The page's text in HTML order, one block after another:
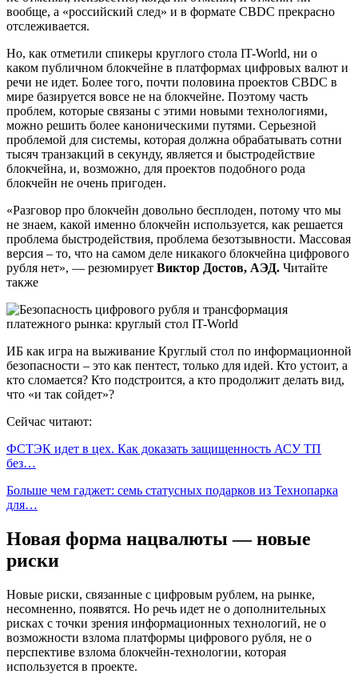
вообще, а «российский след» и в формате CBDC прекрасно
отслеживается.
Но, как отметили спикеры круглого стола IT-World, ни о
каком публичном блокчейне в платформах цифровых валют и
речи не идет. Более того, почти половина проектов CBDC в
мире базируется вовсе не на блокчейне. Поэтому часть
проблем, которые связаны с этими новыми технологиями,
можно решить более каноническими путями. Серьезной
проблемой для системы, которая должна обрабатывать сотни
тысяч транзакций в секунду, является и быстродействие
блокчейна, и, возможно, для проектов подобного рода
блокчейн не очень пригоден.
«Разговор про блокчейн довольно бесплоден, потому что мы
не знаем, какой именно блокчейн используется, как решается
проблема быстродействия, проблема безотзывности. Массовая
версия – то, что на самом деле никакого блокчейна цифрового
рубля нет», — резюмирует Виктор Достов, АЭД. Читайте
также
ИБ как игра на выживание Круглый стол по информационной
безопасности – это как пентест, только для идей. Кто устоит, а
кто сломается? Кто подстроится, а кто продолжит делать вид,
что «и так сойдет»?
Сейчас читают:
ФСТЭК идет в цех. Как доказать защищенность АСУ ТП
без…
Больше чем гаджет: семь статусных подарков из Технопарка
для…
Новая форма нацвалюты — новые
риски
Новые риски, связанные с цифровым рублем, на рынке,
несомненно, появятся. Но речь идет не о дополнительных
рисках с точки зрения информационных технологий, не о
возможности взлома платформы цифрового рубля, не о
перспективе взлома блокчейн-технологии, которая
используется в проекте.